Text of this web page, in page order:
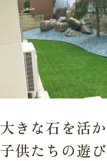
大きな石を活か
子供たちの遊